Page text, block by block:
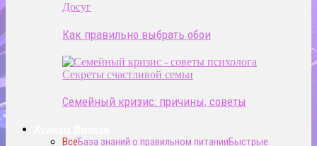
Досуг
Как правильно выбрать обои
Секреты счастливой семьи
Семейный кризис: причины, советы
ВсеБаза знаний о правильном питанииБыстрые